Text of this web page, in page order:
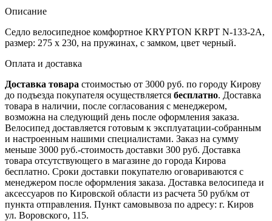
Описание
Седло велосипедное комфортное KRYPTON KRPT N-133-2A,
размер: 275 x 230, на пружинах, с замком, цвет черный.
Оплата и доставка
Доставка товара стоимостью от 3000 руб. по городу Кирову
до подъезда покупателя осуществляется бесплатно. Доставка
товара в наличии, после согласования с менеджером,
возможна на следующий день после оформления заказа.
Велосипед доставляется готовым к эксплуатации-собранным
и настроенным нашими специалистами. Заказ на сумму
меньше 3000 руб.-стоимость доставки 300 руб. Доставка
товара отсутствующего в магазине до города Кирова
бесплатно. Сроки доставки покупателю оговариваются с
менеджером после оформления заказа. Доставка велосипеда и
аксессуаров по Кировской области из расчета 50 руб/км от
пункта отправления. Пункт самовывоза по адресу: г. Киров
ул. Воровского, 115.